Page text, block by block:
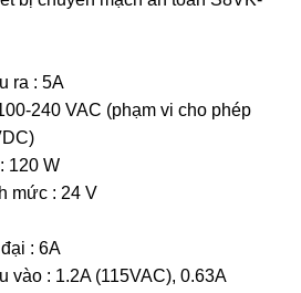
ra : 5A
240 VAC (phạm vi cho phép
120 W
mức : 24 V
: 6A
vào : 1.2A (115VAC), 0.63A